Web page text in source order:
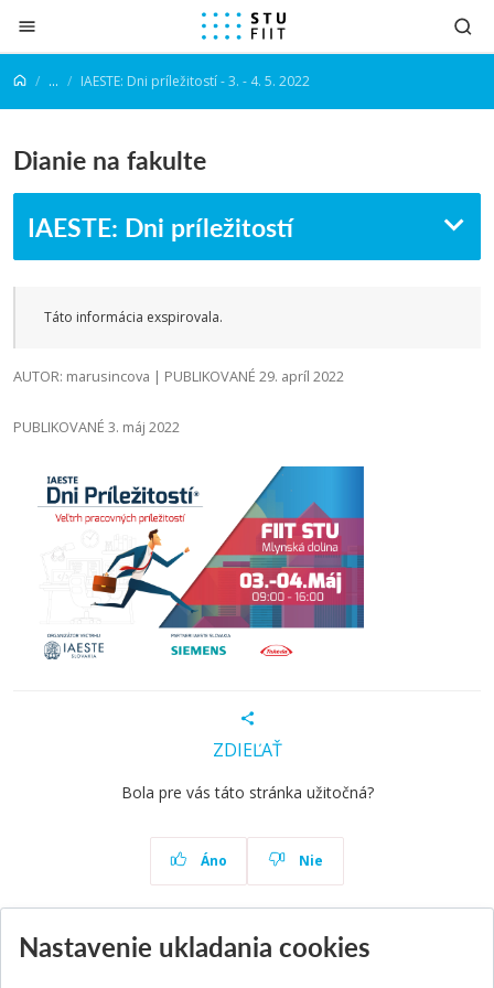
Prejsť na obsah
... IAESTE: Dni príležitostí - 3. - 4. 5. 2022
Dianie na fakulte
IAESTE: Dni príležitostí
Táto informácia exspirovala.
AUTOR: marusincova | PUBLIKOVANÉ 29. apríl 2022
PUBLIKOVANÉ 3. máj 2022
ZDIEĽAŤ
Bola pre vás táto stránka užitočná?
Áno Nie
Nastavenie ukladania cookies